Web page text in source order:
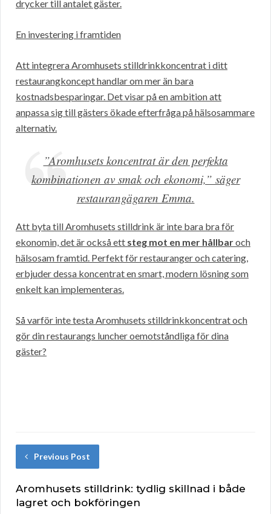
drycker till antalet gäster.
En investering i framtiden
Att integrera Aromhusets stilldrinkkoncentrat i ditt
restaurangkoncept handlar om mer än bara
kostnadsbesparingar. Det visar på en ambition att
anpassa sig till gästers ökade efterfråga på hälsosammare
alternativ.
”Aromhusets koncentrat är den perfekta
kombinationen av smak och ekonomi,” säger
restaurangägaren Emma.
Att byta till Aromhusets stilldrink är inte bara bra för
ekonomin, det är också ett steg mot en mer hållbaroch
hälsosam framtid. Perfekt för restauranger och catering,
erbjuder dessa koncentrat en smart, modern lösning som
enkelt kan implementeras.
Så varför inte testa Aromhusets stilldrinkkoncentrat och
gör din restaurangs luncher oemotståndliga för dina
gäster?
Previous Post
Aromhusets stilldrink: tydlig skillnad i både
lagret och bokföringen